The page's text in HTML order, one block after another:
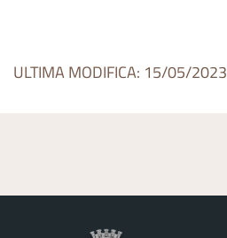
ULTIMA MODIFICA: 15/05/2023